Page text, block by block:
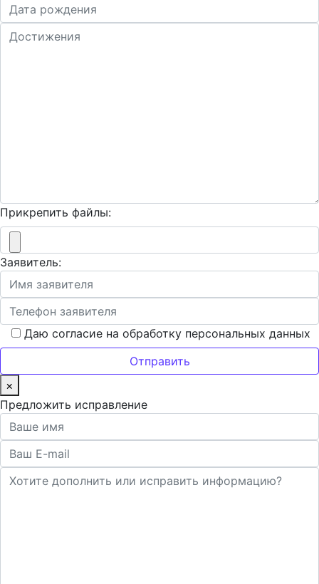
Прикрепить файлы:
Заявитель:
Даю согласие на обработку персональных данных
×
Предложить исправление